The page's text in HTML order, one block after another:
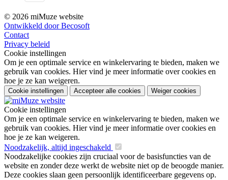
© 2026 miMuze website
Ontwikkeld door Becosoft
Contact
Privacy beleid
Cookie instellingen
Om je een optimale service en winkelervaring te bieden, maken we
gebruik van cookies. Hier vind je meer informatie over cookies en
hoe je ze kan weigeren.
Cookie instellingen Accepteer alle cookies Weiger cookies
Cookie instellingen
Om je een optimale service en winkelervaring te bieden, maken we
gebruik van cookies. Hier vind je meer informatie over cookies en
hoe je ze kan weigeren.
Noodzakelijk, altijd ingeschakeld
Noodzakelijke cookies zijn cruciaal voor de basisfuncties van de
website en zonder deze werkt de website niet op de beoogde manier.
Deze cookies slaan geen persoonlijk identificeerbare gegevens op.